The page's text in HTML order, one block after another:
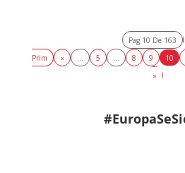
Pag 10 De 163
Prim
« 5 8 9 10
»